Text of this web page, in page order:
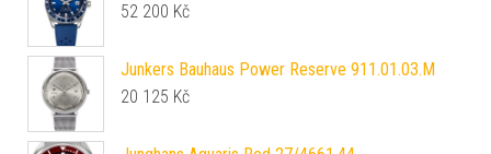
52 200 Kč
Junkers Bauhaus Power Reserve 911.01.03.M
20 125 Kč